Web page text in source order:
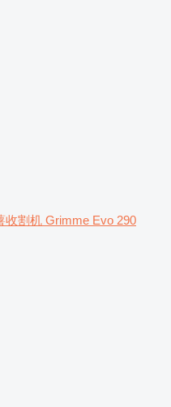
收割机 Grimme Evo 290